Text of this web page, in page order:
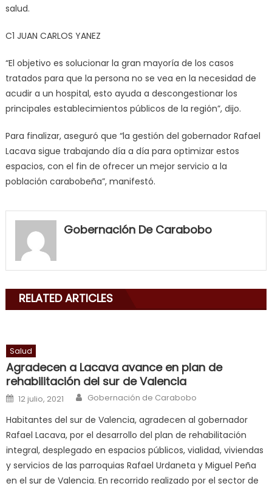
salud.
C1 JUAN CARLOS YANEZ
“El objetivo es solucionar la gran mayoría de los casos
tratados para que la persona no se vea en la necesidad de
acudir a un hospital, esto ayuda a descongestionar los
principales establecimientos públicos de la región”, dijo.
Para finalizar, aseguró que “la gestión del gobernador Rafael
Lacava sigue trabajando día a día para optimizar estos
espacios, con el fin de ofrecer un mejor servicio a la
población carabobeña”, manifestó.
my
neighbor
mouth
will
smith
is
cuckold,
nice
milf
in
squirting,
आपक
Gobernación De Carabobo
RELATED ARTICLES
Salud
Agradecen a Lacava avance en plan de
rehabilitación del sur de Valencia
Posted on
12 julio, 2021 Author
Gobernación de Carabobo
Habitantes del sur de Valencia, agradecen al gobernador
Rafael Lacava, por el desarrollo del plan de rehabilitación
integral, desplegado en espacios públicos, vialidad, viviendas
y servicios de las parroquias Rafael Urdaneta y Miguel Peña
en el sur de Valencia. En recorrido realizado por el sector de